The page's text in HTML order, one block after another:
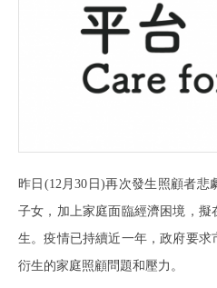
昨日(12月30日)再次發生照顧者
子女，加上家庭面臨經濟困境，
生。疫情已持續近一年，政府要
衍生的家庭照顧問題和壓力。